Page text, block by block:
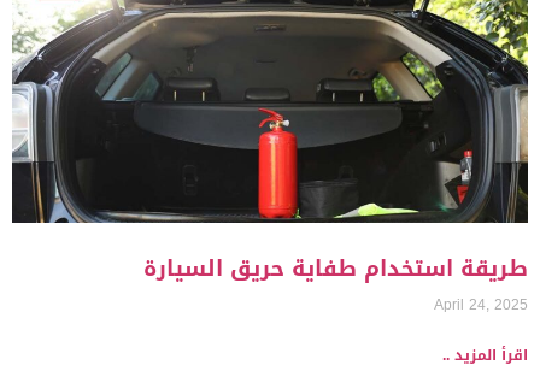
طريقة استخدام طفاية حريق السيارة
April 24, 2025
اقرأ المزيد ..